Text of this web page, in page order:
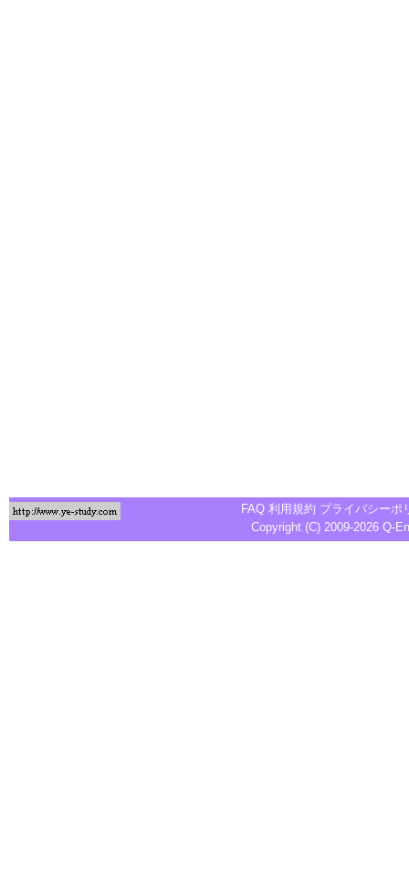
FAQ 利用規約 プライバシーポ
Copyright (C) 2009-2026 Q-